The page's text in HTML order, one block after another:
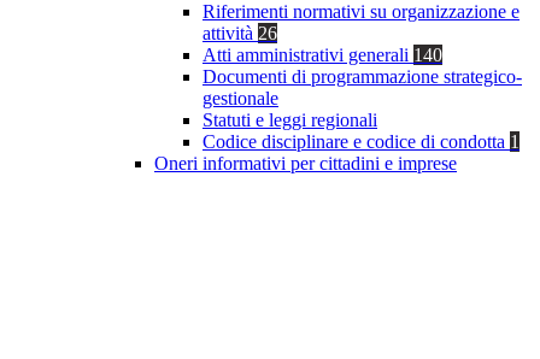
Riferimenti normativi su organizzazione e
attività 26
Atti amministrativi generali 140
Documenti di programmazione strategico-
gestionale
Statuti e leggi regionali
Codice disciplinare e codice di condotta 1
Oneri informativi per cittadini e imprese